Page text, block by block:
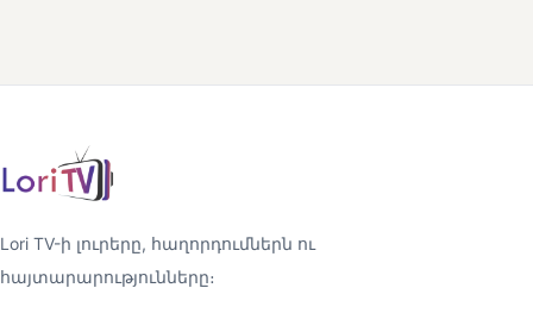
Lori TV-ի լուրերը, հաղորդումներն ու
հայտարարությունները։